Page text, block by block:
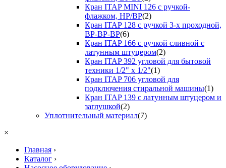
Кран ITAP MINI 126 с ручкой-
флажком, НР/ВР(2)
Кран ITAP 128 с ручкой 3-х проходной,
ВР-ВР-ВР(6)
Кран ITAP 166 с ручкой сливной с
латунным штуцером(2)
Кран ITAP 392 угловой для бытовой
техники 1/2" х 1/2"(1)
Кран ITAP 706 угловой для
подключения стиральной машины(1)
Кран ITAP 139 с латунным штуцером и
заглушкой(2)
Уплотнительный материал(7)
×
Главная ›
Каталог ›